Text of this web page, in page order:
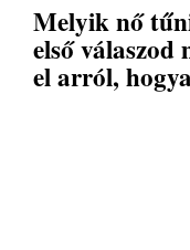
Melyik nő
első válaszod
el arról,